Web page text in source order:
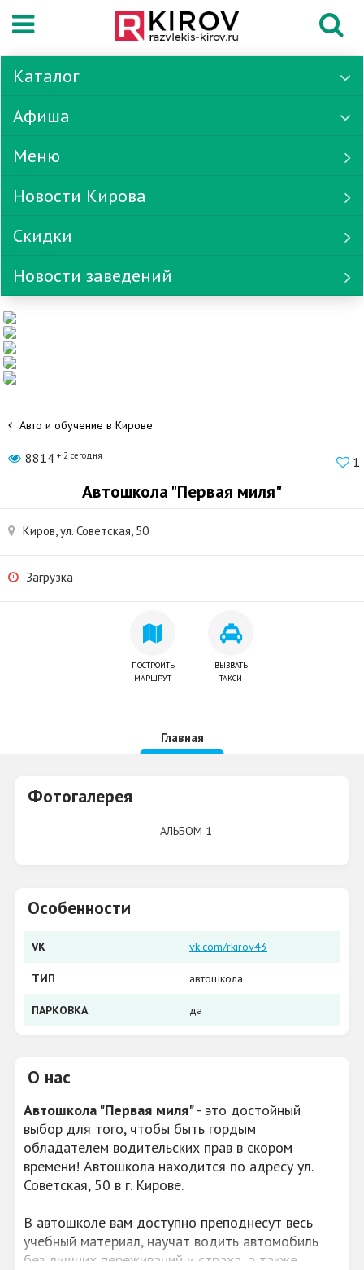
Каталог
Афиша
Меню
Новости Кирова
Скидки
Новости заведений
Авто и обучение в Кирове
8814 + 2 сегодня 1
Автошкола "Первая миля"
Киров, ул. Советская, 50
Загрузка
ПОСТРОИТЬ
МАРШРУТ
ВЫЗВАТЬ
ТАКСИ
Главная
Фотогалерея
АЛЬБОМ 1
Особенности
VK vk.com/rkirov43
ТИП автошкола
ПАРКОВКА да
О нас
Автошкола "Первая миля"- это достойный
выбор для того, чтобы быть гордым
обладателем водительских прав в скором
времени! Автошкола находится по адресу ул.
Советская, 50 в г. Кирове.
В автошколе вам доступно преподнесут весь
учебный материал, научат водить автомобиль
без лишних переживаний и страха, а также